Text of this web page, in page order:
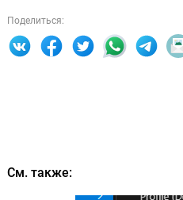
Поделиться:
См. также: